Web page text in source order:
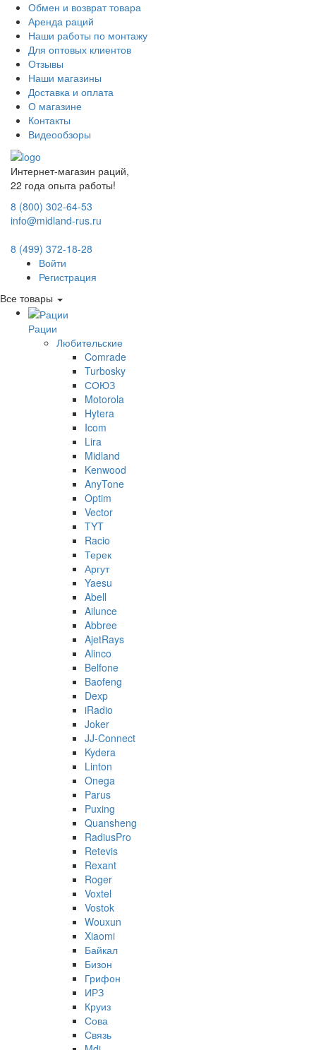
Обмен и возврат товара
Аренда раций
Наши работы по монтажу
Для оптовых клиентов
Отзывы
Наши магазины
Доставка и оплата
О магазине
Контакты
Видеообзоры
Интернет-магазин раций,
22 года опыта работы!
8 (800) 302-64-53
info@midland-rus.ru
8 (499) 372-18-28
Войти
Регистрация
Все товары
Рации
Любительские
Comrade
Turbosky
СОЮЗ
Motorola
Hytera
Icom
Lira
Midland
Kenwood
AnyTone
Optim
Vector
TYT
Racio
Терек
Аргут
Yaesu
Abell
Ailunce
Abbree
AjetRays
Alinco
Belfone
Baofeng
Dexp
iRadio
Joker
JJ-Connect
Kydera
Linton
Onega
Parus
Puxing
Quansheng
RadiusPro
Retevis
Rexant
Roger
Voxtel
Vostok
Wouxun
Xiaomi
Байкал
Бизон
Грифон
ИРЗ
Круиз
Сова
Связь